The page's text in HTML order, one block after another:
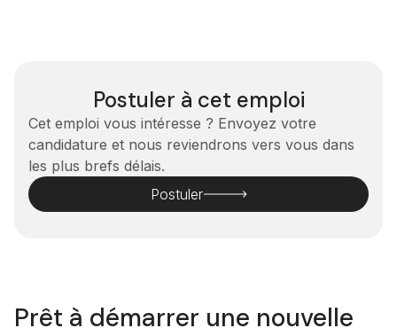
Postuler à cet emploi
Cet emploi vous intéresse ? Envoyez votre
candidature et nous reviendrons vers vous dans
les plus brefs délais.
Postuler
Prêt à démarrer une nouvelle